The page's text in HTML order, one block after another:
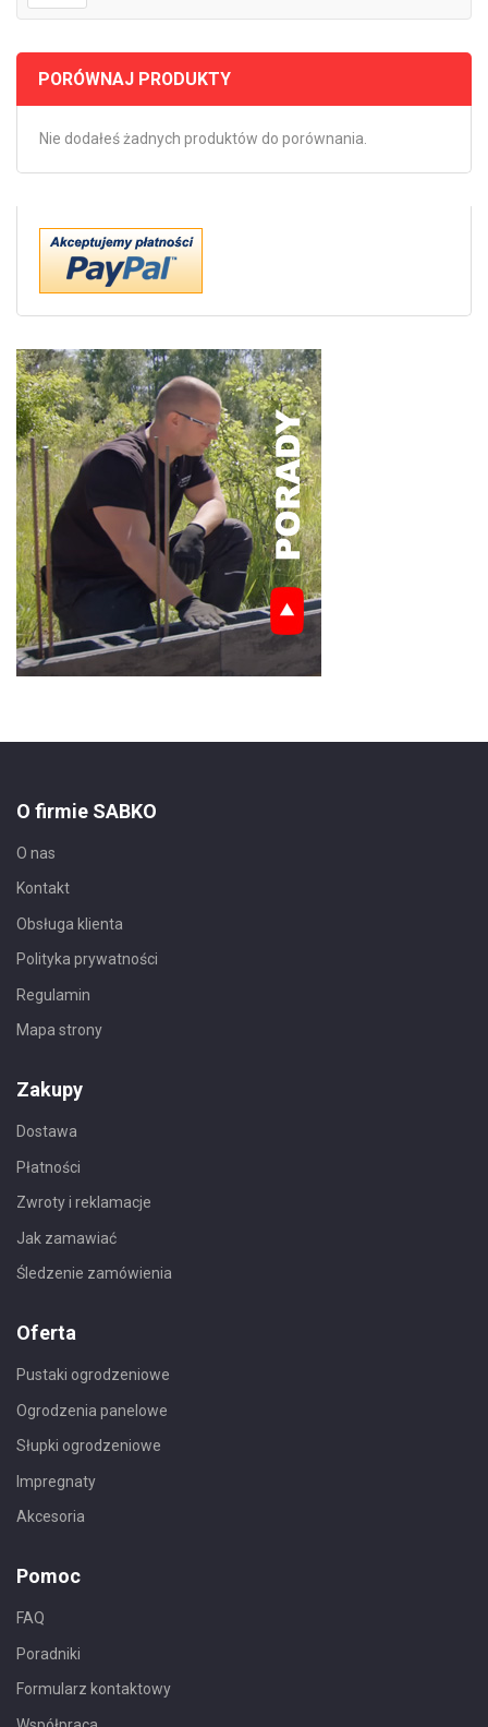
PORÓWNAJ PRODUKTY
Nie dodałeś żadnych produktów do porównania.
O firmie SABKO
O nas
Kontakt
Obsługa klienta
Polityka prywatności
Regulamin
Mapa strony
Zakupy
Dostawa
Płatności
Zwroty i reklamacje
Jak zamawiać
Śledzenie zamówienia
Oferta
Pustaki ogrodzeniowe
Ogrodzenia panelowe
Słupki ogrodzeniowe
Impregnaty
Akcesoria
Pomoc
FAQ
Poradniki
Formularz kontaktowy